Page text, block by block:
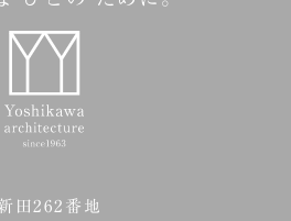
田262番地